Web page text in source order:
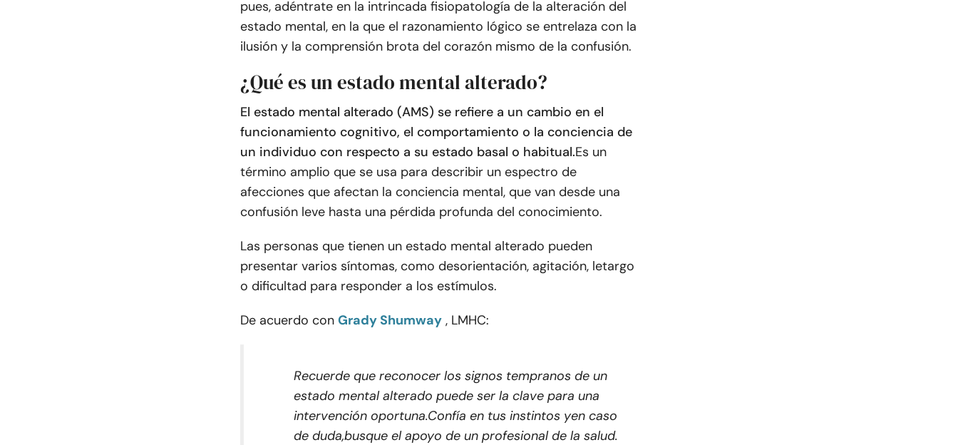
pues, adéntrate en la intrincada fisiopatología de la alteración del
estado mental, en la que el razonamiento lógico se entrelaza con la
ilusión y la comprensión brota del corazón mismo de la confusión.
¿Qué es un estado mental alterado?
El estado mental alterado (AMS) se refiere a un cambio en el
funcionamiento cognitivo, el comportamiento o la conciencia de
un individuo con respecto a su estado basal o habitual.Es un
término amplio que se usa para describir un espectro de
afecciones que afectan la conciencia mental, que van desde una
confusión leve hasta una pérdida profunda del conocimiento.
Las personas que tienen un estado mental alterado pueden
presentar varios síntomas, como desorientación, agitación, letargo
o dificultad para responder a los estímulos.
De acuerdo con Grady Shumway , LMHC:
Recuerde que reconocer los signos tempranos de un
estado mental alterado puede ser la clave para una
intervención oportuna.Confía en tus instintos yen caso
de duda,busque el apoyo de un profesional de la salud.